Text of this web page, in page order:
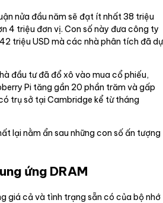
nửa đầu năm sẽ đạt ít nhất 38 triệu
4 triệu đơn vị. Con số này đưa công ty
triệu USD mà các nhà phân tích đã dự
đầu tư đã đổ xô vào mua cổ phiếu,
Pi tăng gần 20 phần trăm và gấp
trụ sở tại Cambridge kể từ tháng
lại nằm ẩn sau những con số ấn tượng
ứng DRAM
giá cả và tình trạng sẵn có của bộ nhớ